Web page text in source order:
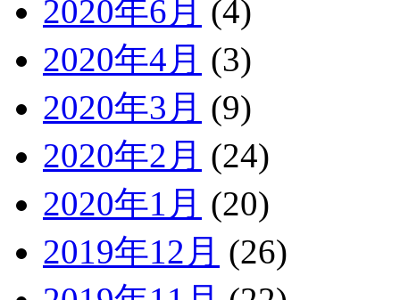
2020年6月 (4)
2020年4月 (3)
2020年3月 (9)
2020年2月 (24)
2020年1月 (20)
2019年12月 (26)